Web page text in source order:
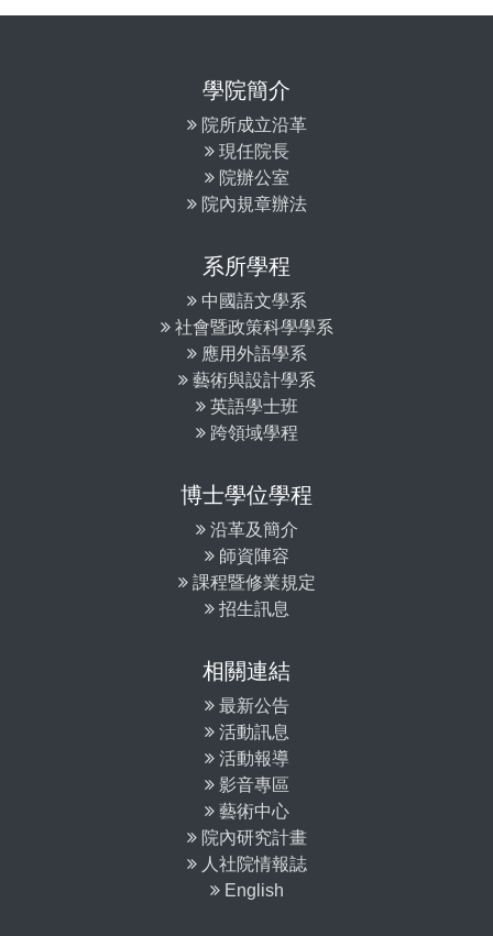
學院簡介
院所成立沿革
現任院長
院辦公室
院內規章辦法
系所學程
中國語文學系
社會暨政策科學學系
應用外語學系
藝術與設計學系
英語學士班
跨領域學程
博士學位學程
沿革及簡介
師資陣容
課程暨修業規定
招生訊息
相關連結
最新公告
活動訊息
活動報導
影音專區
藝術中心
院內研究計畫
人社院情報誌
English